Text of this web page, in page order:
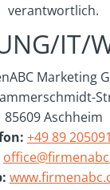
verantwortlich.
IT/
Marketing
85609 Aschheim
+49 89